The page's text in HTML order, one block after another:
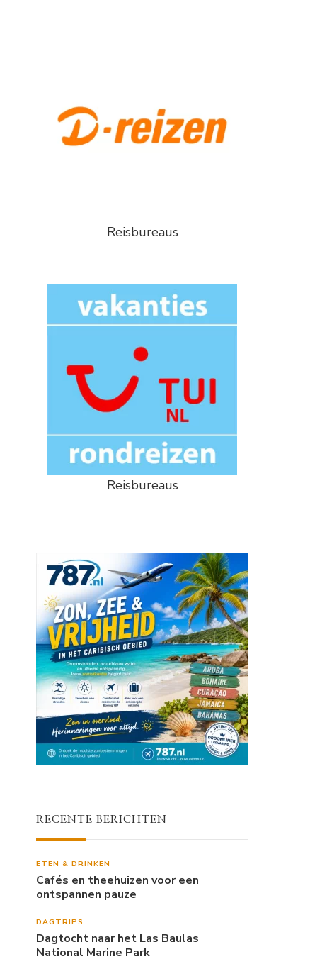
Reisbureaus
Reisbureaus
RECENTE BERICHTEN
ETEN & DRINKEN
Cafés en theehuizen voor een
ontspannen pauze
DAGTRIPS
Dagtocht naar het Las Baulas
National Marine Park